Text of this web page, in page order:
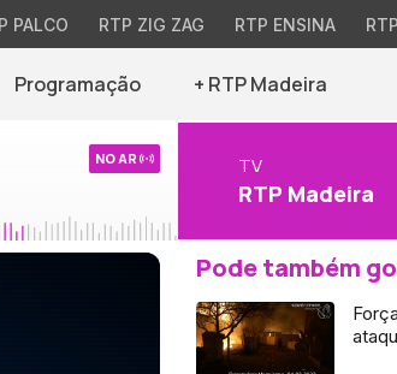
PALCO RTP ZIG ZAG RTP ENSINA
Programação + RTP Madeira
NO AR TV
RTP Madeira
Pode também